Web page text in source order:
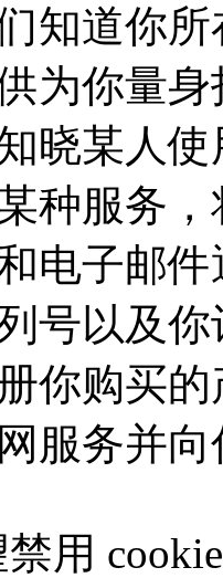
知道你
为你量
晓某人
种服务
电子邮
号以及
你购买
服务并
用